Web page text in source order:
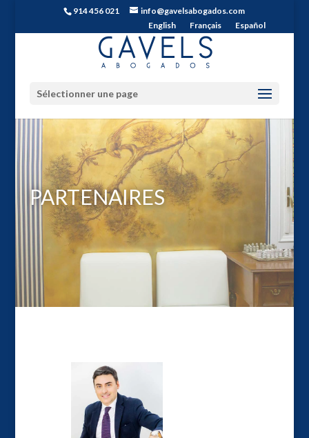
914 456 021
info@gavelsabogados.com
English
Français Español
Sélectionner une page
PARTENAIRES